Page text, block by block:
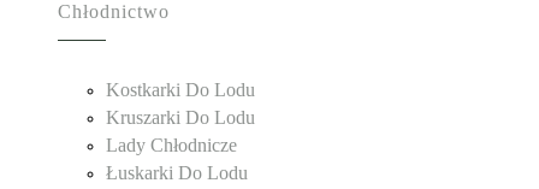
Chłodnictwo
Kostkarki Do Lodu
Kruszarki Do Lodu
Lady Chłodnicze
Łuskarki Do Lodu